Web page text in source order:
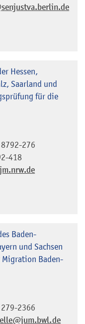
Hessen,
Saarland und
für die
276
418
Baden-
und Sachsen
Baden-
2366